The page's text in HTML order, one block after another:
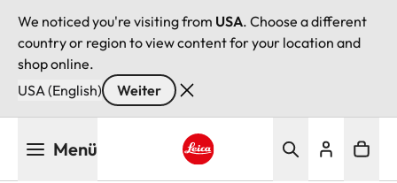
We noticed you're visiting from USA. Choose a different
country or region to view content for your location and
shop online.
USA (English)
Weiter
Menü